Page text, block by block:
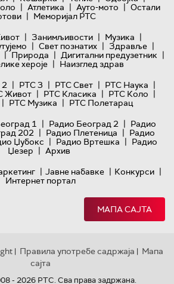
| Атлетика | Ауто-мото | Остали
| Меморијал РТС
| Занимљивости | Музика |
| Свет познатих | Здравље |
| Природа | Дигитални предузетник |
хероје | Наизглед здрав
2 | РТС 3 | РТС Свет | РТС Наука |
Живот | РТС Класика | РТС Коло |
| РТС Музика | РТС Полетарац
1 | Радио Београд 2 | Радио
202 | Радио Плетеница | Радио
Џубокс | Радио Вртешка | Радио
Џезер | Архив
| Јавне набавке | Конкурси |
Интернет портал
МАПА САЈТА
| Правила употребе садржаја | Мапа
сајта
- 2026 РТС. Сва права задржана.